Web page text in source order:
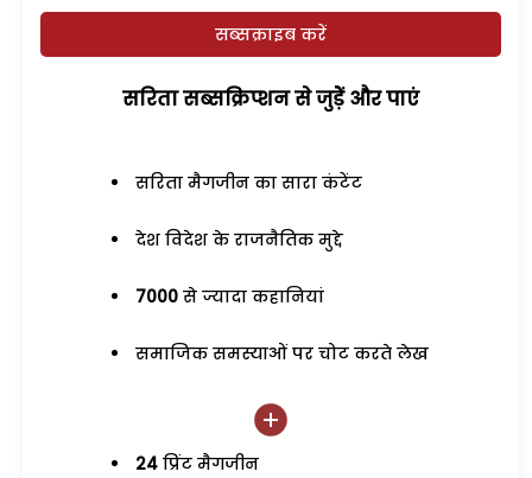
सब्सक्राइब करें
सरिता सब्सक्रिप्शन से जुड़ेें और पाएं
सरिता मैगजीन का सारा कंटेंट
देश विदेश के राजनैतिक मुद्दे
7000 से ज्यादा कहानियां
समाजिक समस्याओं पर चोट करते लेख
24 प्रिंट मैगजीन